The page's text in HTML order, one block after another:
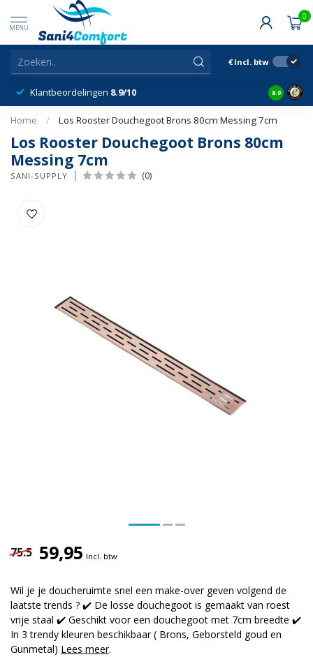
MENU
0
€ Incl. btw
Klantbeordelingen 8.9/10 8.9
Home / Los Rooster Douchegoot Brons 80cm Messing 7cm
Los Rooster Douchegoot Brons 80cm
Messing 7cm
SANI-SUPPLY (0)
75.5 59,95 Incl. btw
Wil je je doucheruimte snel een make-over geven volgend de
laatste trends ? ✔️ De losse douchegoot is gemaakt van roest
vrije staal ✔️ Geschikt voor een douchegoot met 7cm breedte ✔️
In 3 trendy kleuren beschikbaar ( Brons, Geborsteld goud en
Gunmetal) Lees meer.